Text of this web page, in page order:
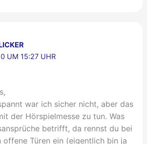
UM 15:27 UHR
war ich sicher nicht, aber das
der Hörspielmesse zu tun. Was
betrifft, da rennst du bei
offene Türen ein (eigentlich bin ja